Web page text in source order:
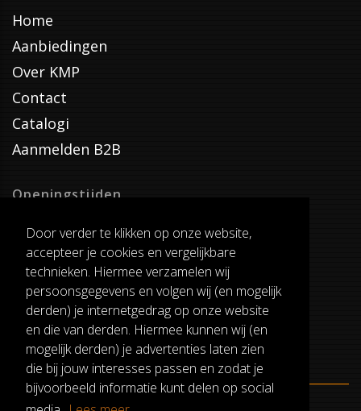
Door verder te klikken op onze website,
accepteer je cookies en vergelijkbare
technieken. Hiermee verzamelen wij
persoonsgegevens en volgen wij (en mogelijk
derden) je internetgedrag op onze website
en die van derden. Hiermee kunnen wij (en
mogelijk derden) je advertenties laten zien
die bij jouw interesses passen en zodat je
bijvoorbeeld informatie kunt delen op social
Home
Aanbiedingen
Over KMP
Contact
Catalogi
Aanmelden B2B
Openingstijden
Dinsdag T/M Zaterdag
van 8:00-17:00
Verzenddagen
Dinsdag T/M Vrijdag
Pauze
12:30-13:00